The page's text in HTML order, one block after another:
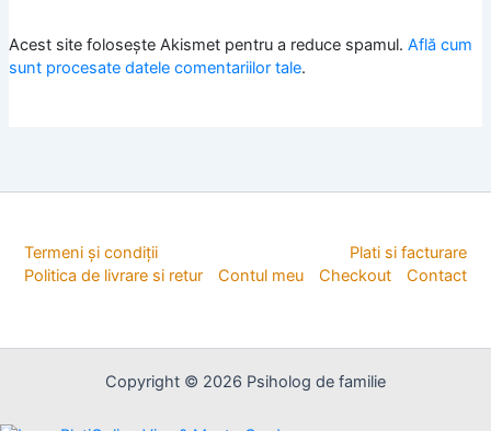
Acest site folosește Akismet pentru a reduce spamul. Află cum
sunt procesate datele comentariilor tale.
Termeni și condiții
Plati si facturare
Politica de livrare si retur
Contul meu Checkout Contact
Copyright © 2026 Psiholog de familie